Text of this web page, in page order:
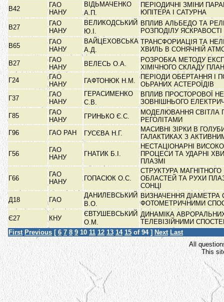
В42
ГАО
НАНУ
ВІДЬМАЧЕНКО
А.П.
ПЕРІОДИЧНІ ЗМІНИ
ЮПІТЕРА І САТУРНА
В27
ГАО
НАНУ
ВЕЛИКОДСЬКИЙ
Ю.І.
ВПЛИВ АЛЬБЕДО ТА
РОЗПОДІЛУ
В65
ГАО
НАНУ
ВАЙЦЕХОВСЬКА
А.Д.
ТРАНСФОРИАЦІЯ ТА
ХВИЛЬ В СОНЯЧНІЙ
В27
ГАО
НАНУ
ВЕЛЕСЬ О.А.
РОЗРОБКА МЕТОДУ
ХІМІЧНОГО СКЛАДУ
Г24
ГАО
НАНУ
ГАФТОНЮК Н.М.
ПЕРІОДИ ОБЕРТАННЯ І
ОЬРАНИХ АСТЕРОЇДІВ
Г37
ГАО
НАНУ
ГЕРАСИМЕНКО
С.В.
ВПЛИВ ПРОСТОРОВОЇ
ЗОВНІШНЬОГО
Г85
ГАО
НАНУ
ГРИНЬКО Є.С.
МОДЕЛЮВАННЯ СВІТЛА
РЕГОЛІТАМИ
Г96
ГАО РАН ГУСЄВА Н.Г.
МАСИВНІ ЗІРКИ В
ГАЛАКТИКАХ З
Г56
ГАО
НАНУ
ГНАТИК Б.І.
НЕСТАЦІОНАРНІ
ПРОЦЕСИ ТА УДАРНІ
ПЛАЗМІ
Г66
ГАО
НАНУ
ГОПАСЮК О.С.
СТРУКТУРА
ОБЛАСТЕЙ ТА РУХИ
СОНЦІ
Д18
ГАО
ДАНИЛЕВСЬКИЙ
В.О.
ВИЗНАЧЕННЯ ДІАМЕТРА
ФОТОМЕТРИЧНИМИ
Є27
КНУ
ЄВТУШЕВСЬКИЙ
О.М.
ДИНАМІКА
ТЕЛЕВІЗІЙНИМИ
First Previous [ 6 7 8 9 10 11 12 13 14 15 of 94 ] Next Last
All
This